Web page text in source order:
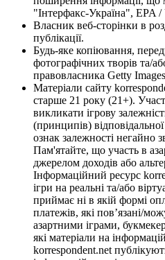
"Інтерфакс-Україна", EPA /
Власник веб-сторінки в
публікації.
Будь-яке копіювання,
фотографічних творів та/
правовласника Getty
Матеріали сайту
старше 21 року (21+).
викликати ігрову
(принципів)
ознак залежності негайно
Пам'ятайте, що участь в
джерелом доходів або
Інформаційний ресурс
ігри на реальні та/або
приймає ні в якій формі
платежів, які пов’язані/
азартними іграми,
які матеріали на
korrespondent.net